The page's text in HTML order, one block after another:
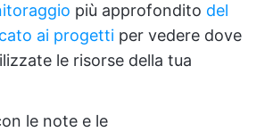
più approfondito del
ai progetti per vedere dove
le risorse della tua
le note e le